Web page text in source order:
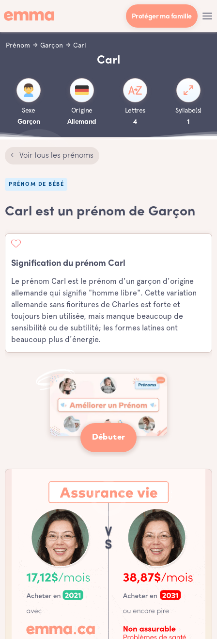
Protéger ma famille
Prénom Garçon Carl
Carl
Sexe
Garçon
Origine
Allemand
Lettres
4
Syllabe(s)
1
← Voir tous les prénoms
PRÉNOM DE BÉBÉ
Carl est un prénom de Garçon
Signification du prénom Carl
Le prénom Carl est le prénom d'un garçon d'origine
allemande qui signifie "homme libre". Cette variation
allemande sans fioritures de Charles est forte et
toujours bien utilisée, mais manque beaucoup de
sensibilité ou de subtilité; les formes latines ont
beaucoup plus d'énergie.
Débuter